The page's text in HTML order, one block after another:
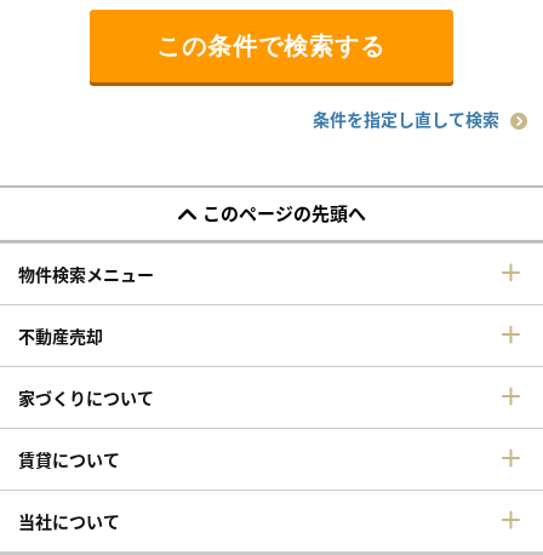
条件を指定し直して検索
このページの先頭へ
物件検索メニュー
不動産売却
家づくりについて
賃貸について
当社について